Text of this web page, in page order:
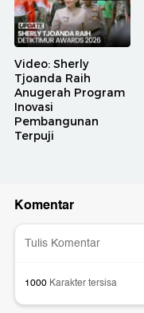
Video: Sherly
Tjoanda Raih
Anugerah Program
Inovasi
Pembangunan
Terpuji